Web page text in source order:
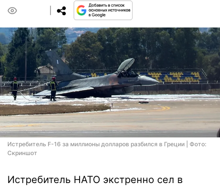
Истребитель F-16 за миллионы долларов разбился в Греции | Фото:
Скриншот
Истребитель НАТО экстренно сел в